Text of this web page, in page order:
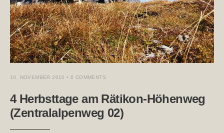
10. NOVEMBER 2010 • 6 COMMENTS
4 Herbsttage am Rätikon-Höhenweg
(Zentralalpenweg 02)